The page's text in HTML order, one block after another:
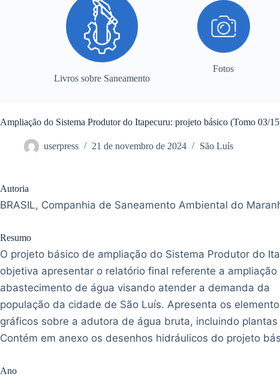
Livros sobre Saneamento
Fotos
Ampliação do Sistema Produtor do Itapecuru: projeto básico (Tomo 03/
userpress 21 de novembro de 2024 São Luís
Autoria
BRASIL, Companhia de Saneamento Ambiental do
Resumo
O projeto básico de ampliação do Sistema Produtor do
objetiva apresentar o relatório final referente a ampliação
abastecimento de água visando atender a demanda da
população da cidade de São Luís. Apresenta os
gráficos sobre a adutora de água bruta, incluindo
Contém em anexo os desenhos hidráulicos do projeto
Ano